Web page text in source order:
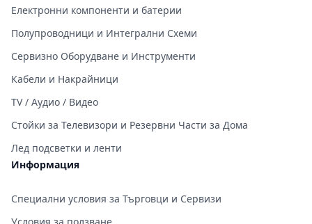
Електронни компоненти и батерии
Полупроводници и Интегрални Схеми
Сервизно Оборудване и Инструменти
Кабели и Накрайници
TV / Аудио / Видео
Стойки за Телевизори и Резервни Части за Дома
Лед подсветки и ленти
Информация
Специални условия за Търговци и Сервизи